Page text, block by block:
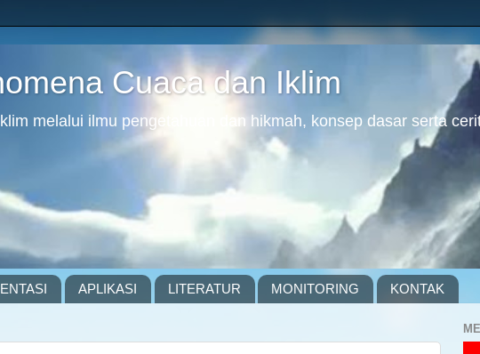
Cuaca dan Iklim
melalui ilmu pengetahuan dan hikmah, konsep dasar serta
APLIKASI LITERATUR MONITORING KONTAK